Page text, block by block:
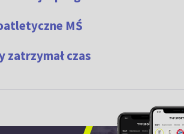
MŚ
zatrzymał czas